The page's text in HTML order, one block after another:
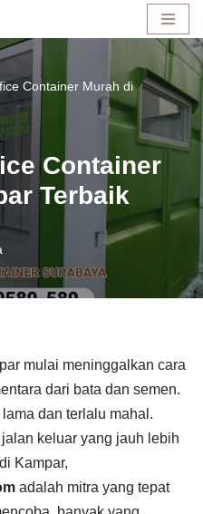
Container Murah di
Container
Terbaik
mulai meninggalkan cara
dari bata dan semen.
dan terlalu mahal.
keluar yang jauh lebih
Kampar,
adalah mitra yang tepat